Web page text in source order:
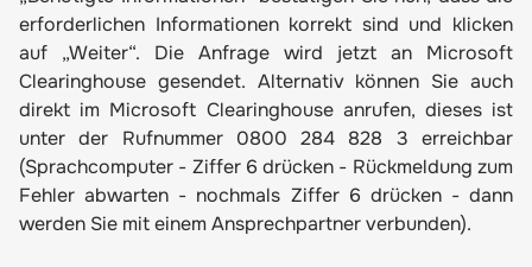
erforderlichen Informationen korrekt sind und klicken
auf „Weiter“. Die Anfrage wird jetzt an Microsoft
Clearinghouse gesendet. Alternativ können Sie auch
direkt im Microsoft Clearinghouse anrufen, dieses ist
unter der Rufnummer 0800 284 828 3 erreichbar
(Sprachcomputer - Ziffer 6 drücken - Rückmeldung zum
Fehler abwarten - nochmals Ziffer 6 drücken - dann
werden Sie mit einem Ansprechpartner verbunden).